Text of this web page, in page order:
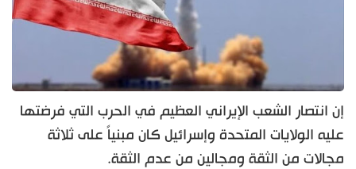
إن انتصار الشعب الإيراني العظيم في الحرب التي فرضتها
عليه الولايات المتحدة وإسرائيل كان مبنياً على ثلاثة
مجالات من الثقة ومجالين من عدم الثقة.